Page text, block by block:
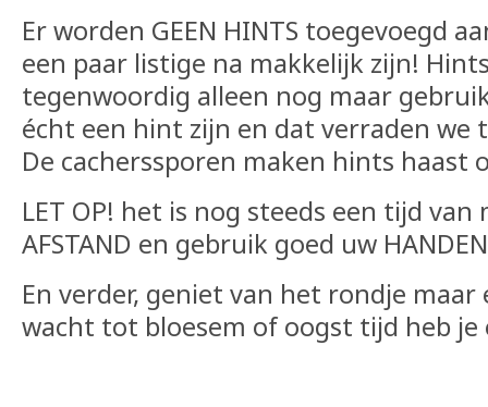
Er worden GEEN HINTS toegevoegd
een paar listige na makkelijk zijn!
tegenwoordig alleen nog maar
écht een hint zijn en dat verraden we
De cacherssporen maken hints haast
LET OP! het is nog steeds een tijd
AFSTAND en gebruik goed uw
En verder, geniet van het rondje maar
wacht tot bloesem of oogst tijd heb je